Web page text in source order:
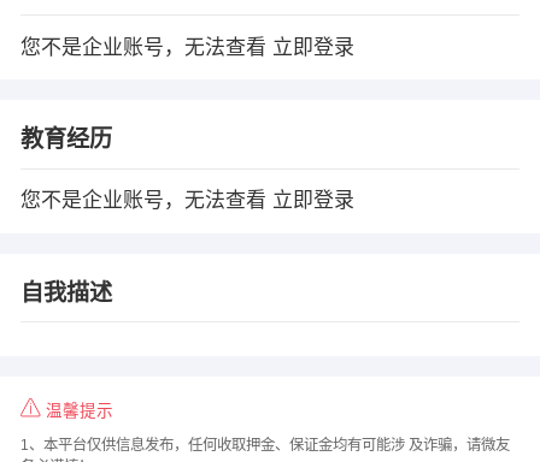
您不是企业账号，无法查看 立即登录
教育经历
您不是企业账号，无法查看 立即登录
自我描述
温馨提示
1、本平台仅供信息发布，任何收取押金、保证金均有可能涉 及诈骗，请微友